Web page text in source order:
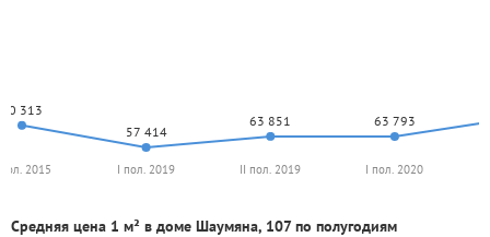
70 313
57 414
63 851 63 793
2015 I пол. 2019 II пол. 2019 I пол. 2020
Средняя цена 1 м² в доме Шаумяна, 107 по полугодиям